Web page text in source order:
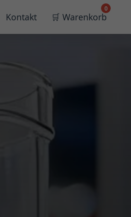
Kontakt 🛒 Warenkorb
0